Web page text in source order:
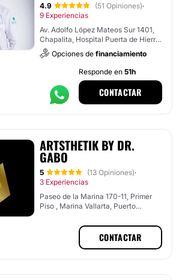
4.9 (51 Opiniones)·
9 Experiencias
Av. Adolfo López Mateos Sur 1401,
Chapalita, Hospital Puerta de Hierro
, Tlajomulco de Zúñiga
Opciones de financiamiento
Responde en 51h
CONTACTAR
ARTSTHETIK BY DR.
GABO
5 (13 Opiniones)·
3 Experiencias
Paseo de la Marina 170-11, Primer
Piso , Marina Vallarta, Puerto
CONTACTAR